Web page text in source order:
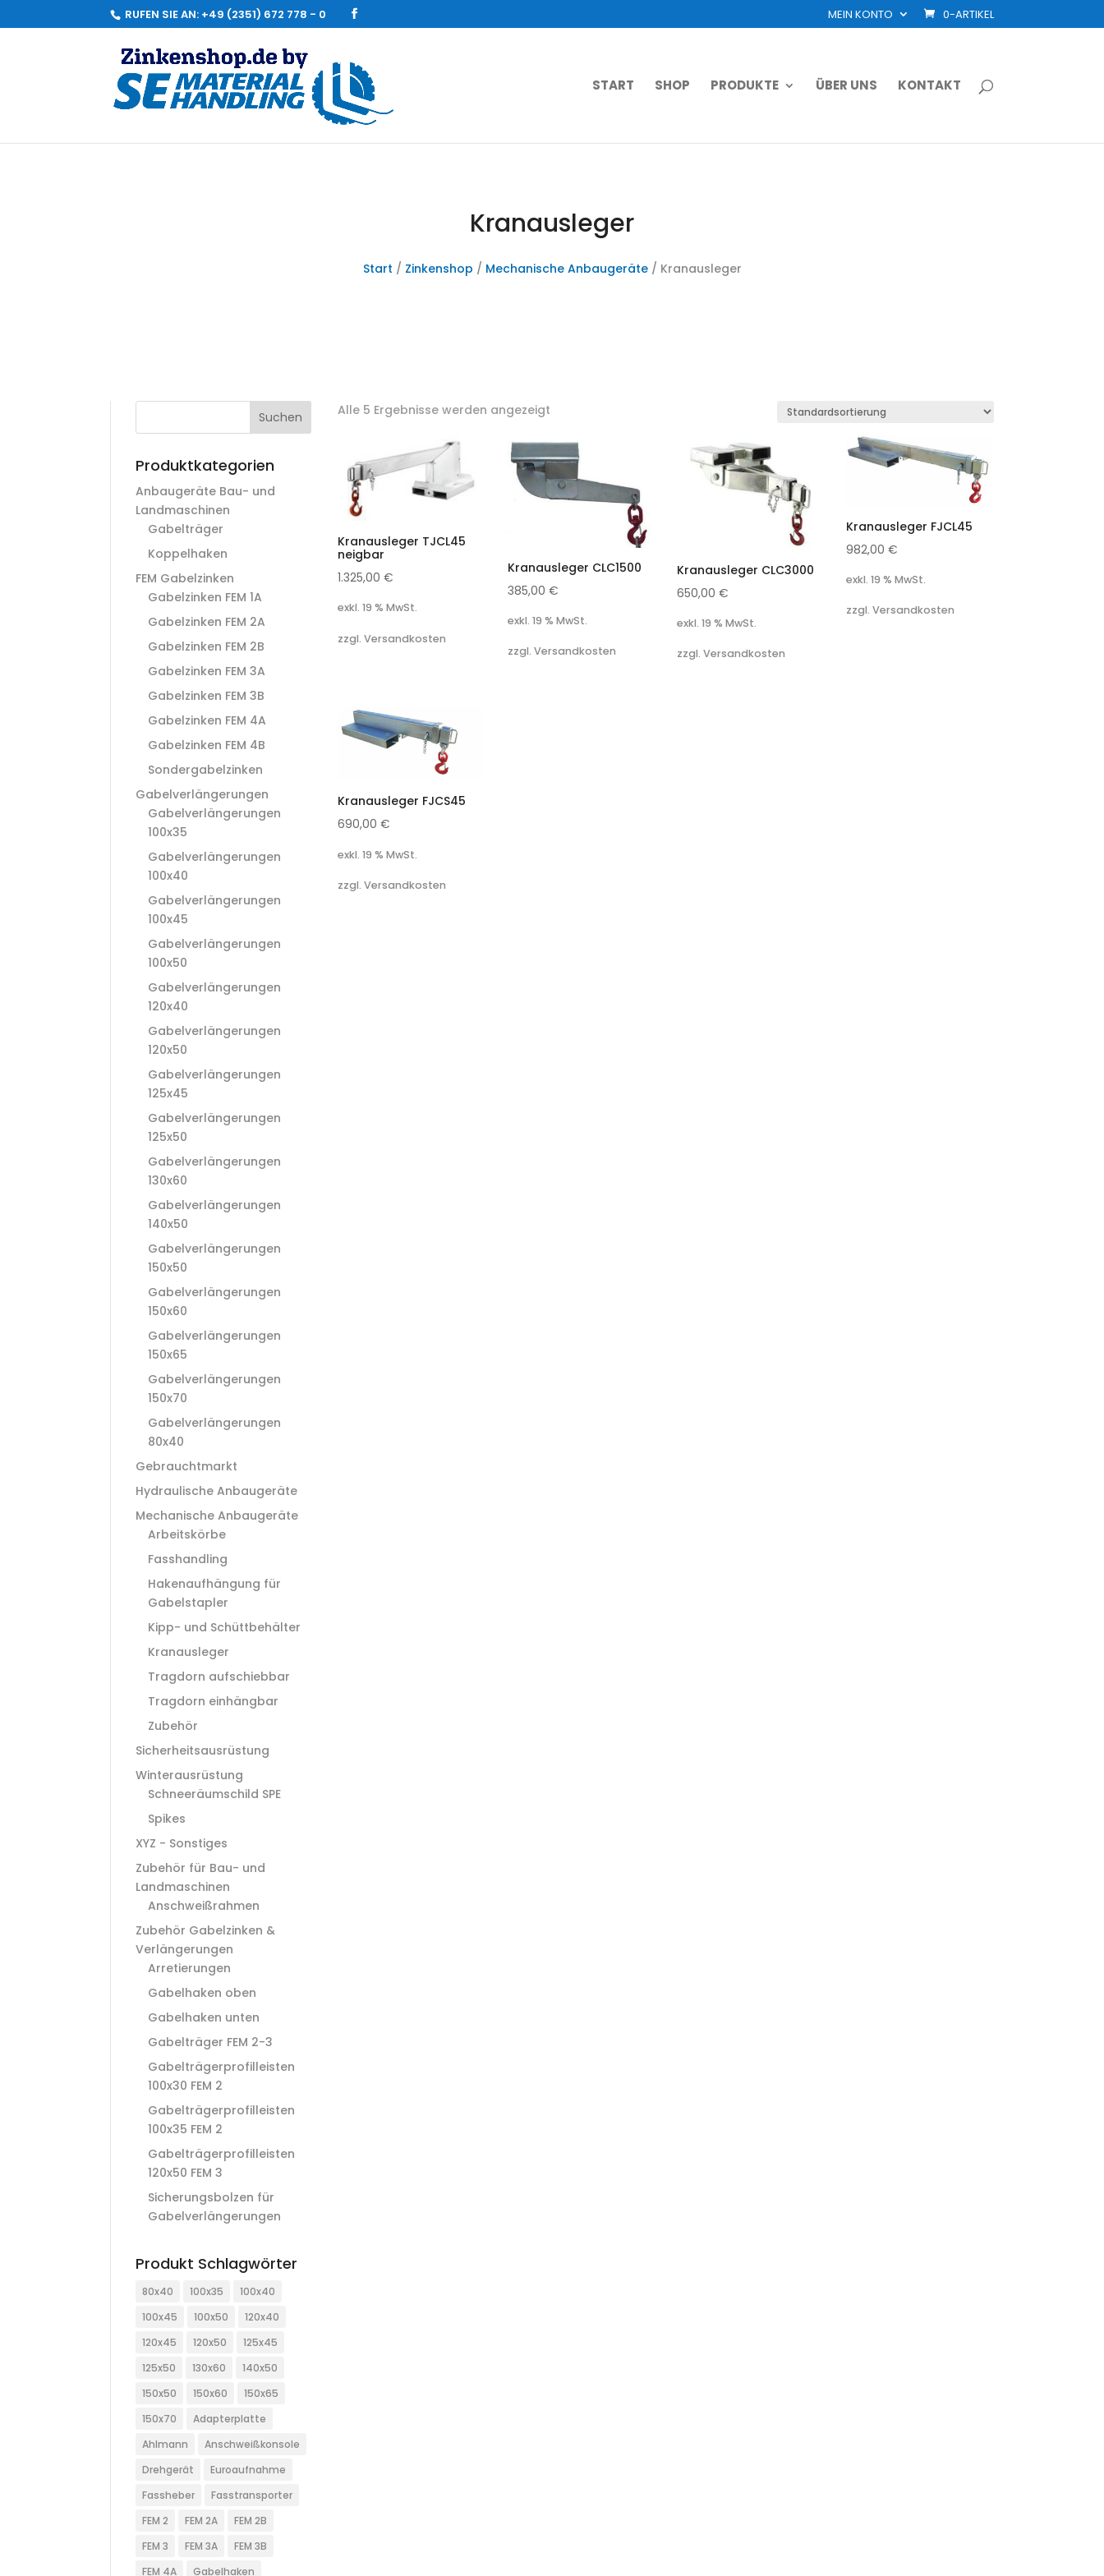
RUFEN SIE AN: +49 (2351) 672 778 - 0 MEIN KONTO 0-ARTIKEL
START SHOP PRODUKTE ÜBER UNS KONTAKT
Kranausleger
Start / Zinkenshop / Mechanische Anbaugeräte/ Kranausleger
Suchen
Produktkategorien
Anbaugeräte Bau- und
Landmaschinen
Gabelträger
Koppelhaken
FEM Gabelzinken
Gabelzinken FEM 1A
Gabelzinken FEM 2A
Gabelzinken FEM 2B
Gabelzinken FEM 3A
Gabelzinken FEM 3B
Gabelzinken FEM 4A
Gabelzinken FEM 4B
Sondergabelzinken
Gabelverlängerungen
Gabelverlängerungen
100x35
Gabelverlängerungen
100x40
Gabelverlängerungen
100x45
Gabelverlängerungen
100x50
Gabelverlängerungen
120x40
Gabelverlängerungen
120x50
Gabelverlängerungen
125x45
Gabelverlängerungen
125x50
Gabelverlängerungen
130x60
Gabelverlängerungen
140x50
Gabelverlängerungen
150x50
Gabelverlängerungen
150x60
Gabelverlängerungen
150x65
Gabelverlängerungen
150x70
Gabelverlängerungen
80x40
Gebrauchtmarkt
Hydraulische Anbaugeräte
Mechanische Anbaugeräte
Arbeitskörbe
Fasshandling
Hakenaufhängung für
Gabelstapler
Kipp- und Schüttbehälter
Kranausleger
Tragdorn aufschiebbar
Tragdorn einhängbar
Zubehör
Sicherheitsausrüstung
Winterausrüstung
Schneeräumschild SPE
Spikes
XYZ - Sonstiges
Zubehör für Bau- und
Landmaschinen
Anschweißrahmen
Zubehör Gabelzinken &
Verlängerungen
Arretierungen
Gabelhaken oben
Gabelhaken unten
Gabelträger FEM 2-3
Gabelträgerprofilleisten
100x30 FEM 2
Gabelträgerprofilleisten
100x35 FEM 2
Gabelträgerprofilleisten
120x50 FEM 3
Sicherungsbolzen für
Gabelverlängerungen
Produkt Schlagwörter
80x40 100x35
100x40
100x45
100x50
120x40
120x45
120x50
125x45
125x50
130x60
140x50
150x50
150x60
150x65
150x70
Adapterplatte
Ahlmann
Anschweißkonsole
Drehgerät
Euroaufnahme
Fassheber
Fasstransporter
FEM 2
FEM 2A
FEM 2B
FEM 3
FEM 3A
FEM 3B
FEM 4A
Gabelhaken
Alle 5 Ergebnisse werden angezeigt
Kranausleger TJCL45
neigbar
1.325,00€
exkl. 19 % MwSt.
zzgl. Versandkosten
Kranausleger CLC1500
385,00 €
exkl. 19 % MwSt.
zzgl. Versandkosten
Kranausleger CLC3000
650,00 €
exkl. 19 % MwSt.
zzgl. Versandkosten
Kranausleger FJCL45
982,00€
exkl. 19 % MwSt.
zzgl. Versandkosten
Kranausleger FJCS45
690,00€
exkl. 19 % MwSt.
zzgl. Versandkosten